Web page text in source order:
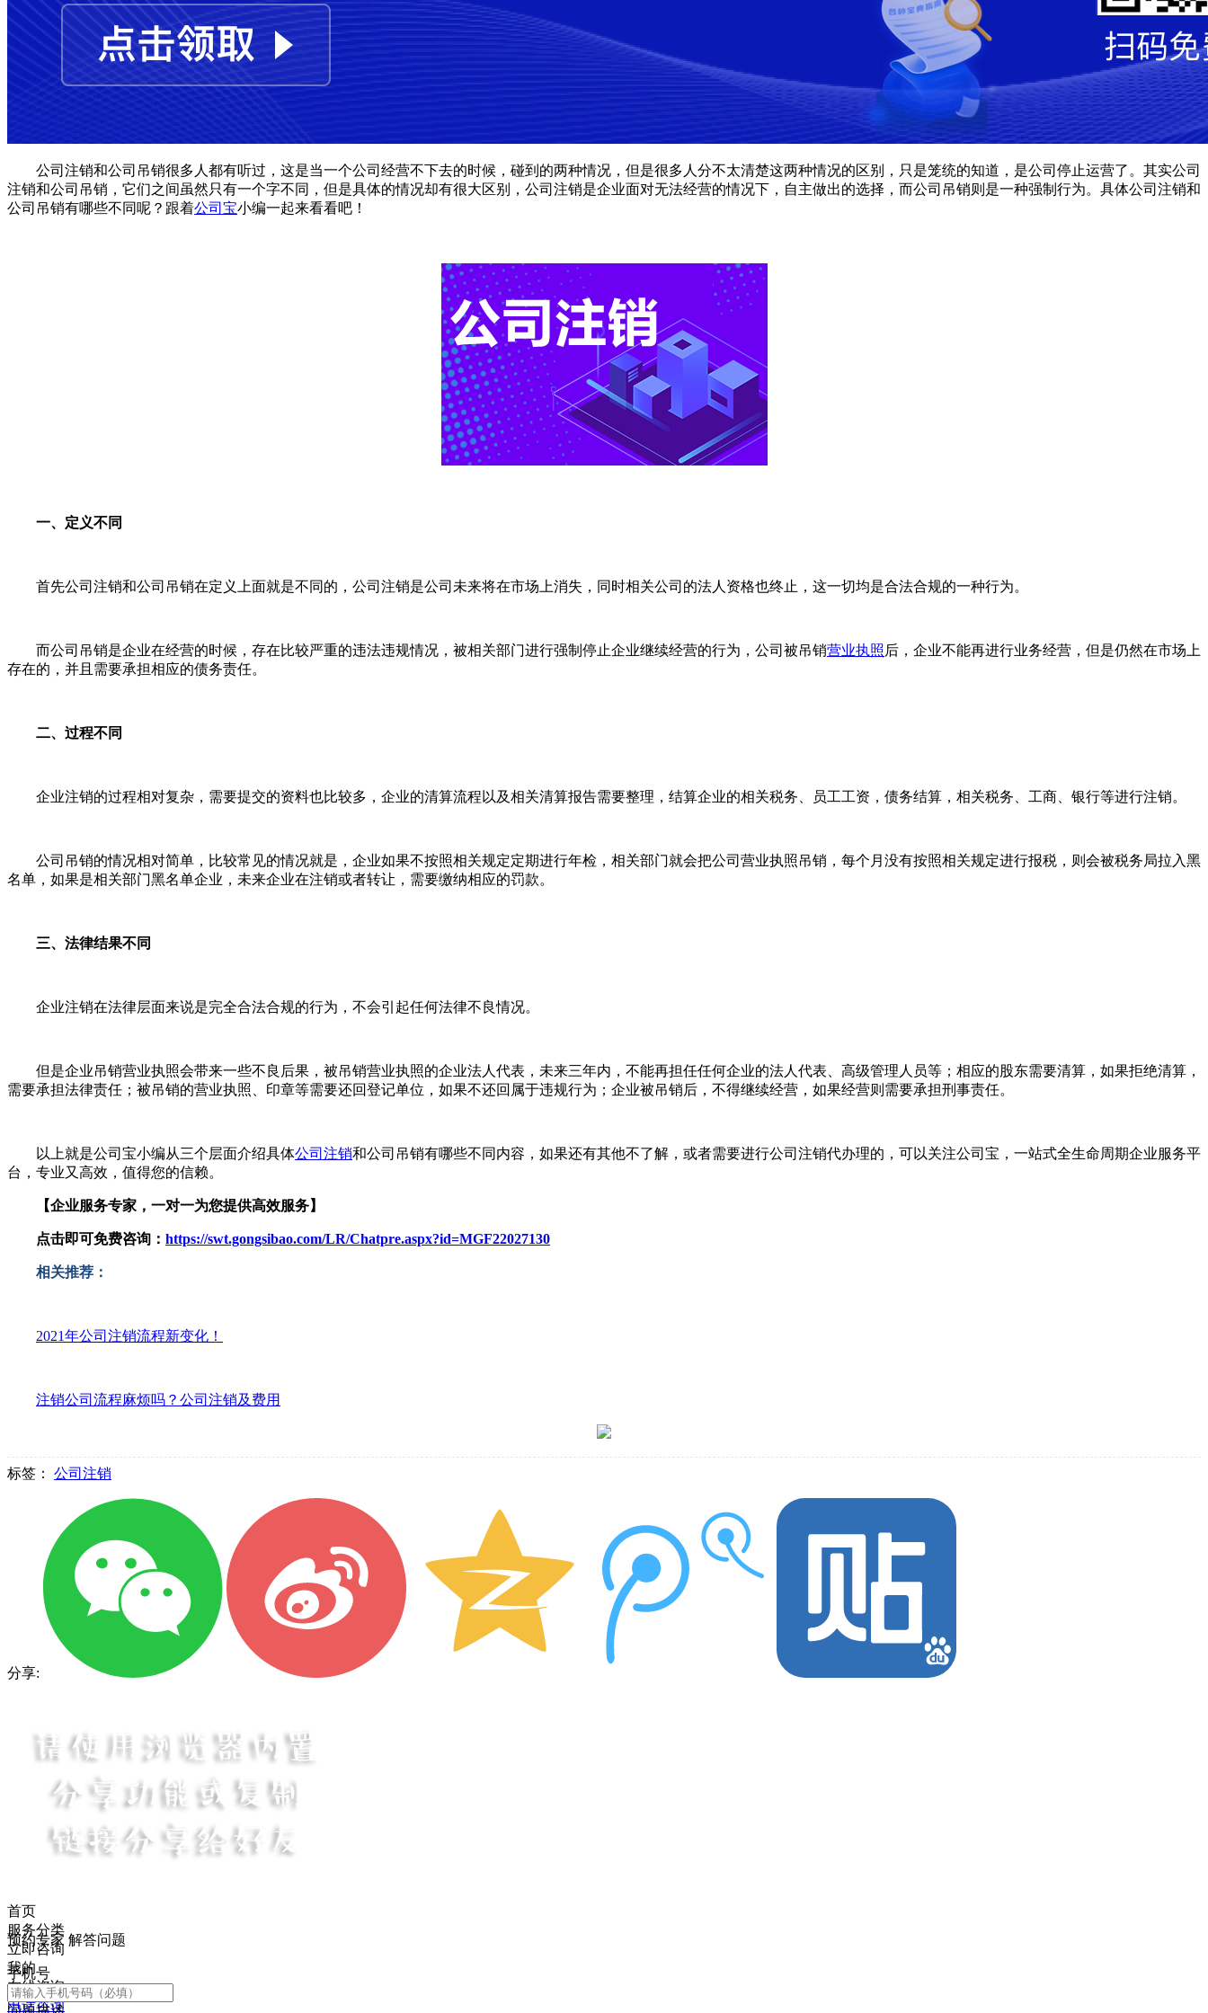
公司注销和公司吊销很多人都有听过，这是当一个公司经营不下去的时候，碰到的两种情况，但是很多人分不太清楚这两种情况的区别，只是笼统的知道，是公司停止运营了。其实公司
注销和公司吊销，它们之间虽然只有一个字不同，但是具体的情况却有很大区别，公司注销是企业面对无法经营的情况下，自主做出的选择，而公司吊销则是一种强制行为。具体公司注销和
公司吊销有哪些不同呢？跟着公司宝小编一起来看看吧！
一、定义不同
首先公司注销和公司吊销在定义上面就是不同的，公司注销是公司未来将在市场上消失，同时相关公司的法人资格也终止，这一切均是合法合规的一种行为。
而公司吊销是企业在经营的时候，存在比较严重的违法违规情况，被相关部门进行强制停止企业继续经营的行为，公司被吊销营业执照后，企业不能再进行业务经营，但是仍然在市场上
存在的，并且需要承担相应的债务责任。
二、过程不同
企业注销的过程相对复杂，需要提交的资料也比较多，企业的清算流程以及相关清算报告需要整理，结算企业的相关税务、员工工资，债务结算，相关税务、工商、银行等进行注销。
公司吊销的情况相对简单，比较常见的情况就是，企业如果不按照相关规定定期进行年检，相关部门就会把公司营业执照吊销，每个月没有按照相关规定进行报税，则会被税务局拉入黑
名单，如果是相关部门黑名单企业，未来企业在注销或者转让，需要缴纳相应的罚款。
三、法律结果不同
企业注销在法律层面来说是完全合法合规的行为，不会引起任何法律不良情况。
但是企业吊销营业执照会带来一些不良后果，被吊销营业执照的企业法人代表，未来三年内，不能再担任任何企业的法人代表、高级管理人员等；相应的股东需要清算，如果拒绝清算，
需要承担法律责任；被吊销的营业执照、印章等需要还回登记单位，如果不还回属于违规行为；企业被吊销后，不得继续经营，如果经营则需要承担刑事责任。
以上就是公司宝小编从三个层面介绍具体公司注销和公司吊销有哪些不同内容，如果还有其他不了解，或者需要进行公司注销代办理的，可以关注公司宝，一站式全生命周期企业服务平
台，专业又高效，值得您的信赖。
【企业服务专家，一对一为您提供高效服务】
点击即可免费咨询： https://swt.gongsibao.com/LR/Chatpre.aspx?id=MGF22027130
相关推荐：
2021年公司注销流程新变化！
注销公司流程麻烦吗？公司注销及费用
标签： 公司注销
分享:
首页
服务分类
立即咨询
我的
在线咨询
电话咨询
预约专家 解答问题
手机号